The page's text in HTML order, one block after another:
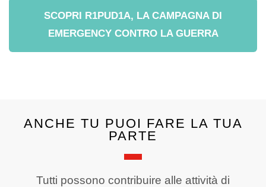
SCOPRI R1PUD1A, LA CAMPAGNA DI
EMERGENCY CONTRO LA GUERRA
ANCHE TU PUOI FARE LA TUA
PARTE
Tutti possono contribuire alle attività di